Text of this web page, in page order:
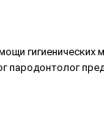
гигиенических
пародонтолог